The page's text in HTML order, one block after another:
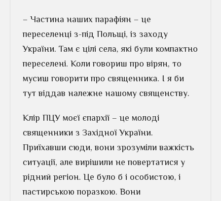
– Частина наших парафіян – це
переселенці з-під Польщі, із заходу
України. Там є цілі села, які були компактно
переселені. Коли говориш про вірян, то
мусиш говорити про священника. І я би
тут віддав належне нашому священству.
Клір ПЦУ моєї єпархії – це молоді
священники з Західної України.
Приїхавши сюди, вони зрозуміли важкість
ситуації, але вирішили не повертатися у
рідний регіон. Це було б і особистою, і
пастирською поразкою. Вони